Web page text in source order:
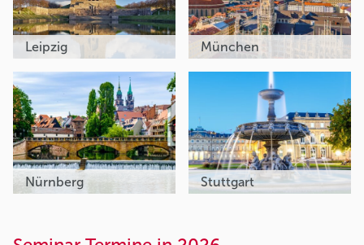
Leipzig München
Nürnberg Stuttgart